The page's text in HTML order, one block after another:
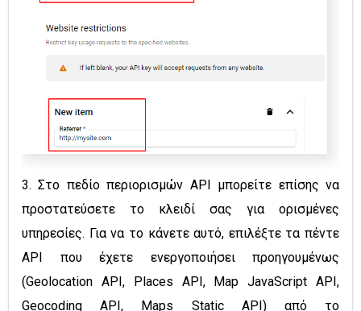
3. Στο πεδίο περιορισμών API μπορείτε επίσης να
προστατεύσετε το κλειδί σας για ορισμένες
υπηρεσίες. Για να το κάνετε αυτό, επιλέξτε τα πέντε
API που έχετε ενεργοποιήσει προηγουμένως
(Geolocation API, Places API, Map JavaScript API,
Geocoding API, Maps Static API) από το